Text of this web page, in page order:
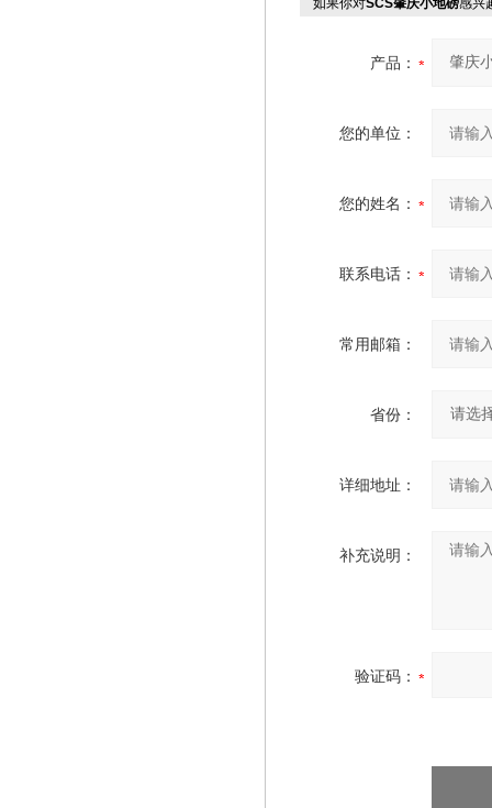
如果你对SCS肇庆小地磅感兴
产品：
您的单位：
您的姓名：
联系电话：
常用邮箱：
省份：
详细地址：
补充说明：
验证码：